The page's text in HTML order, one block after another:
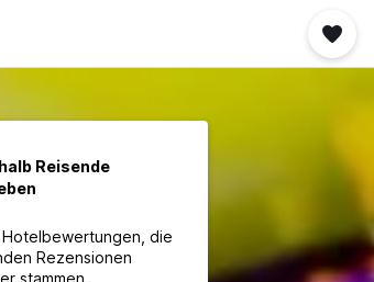
Reisende
die
Rezensionen
stammen.